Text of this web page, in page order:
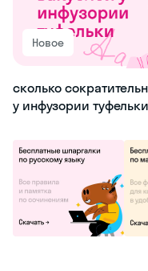
Новое
сколько
у инфузории туфельки